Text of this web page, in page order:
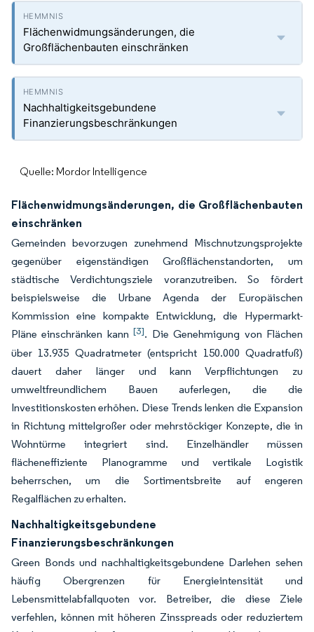
Flächenwidmungsänderungen, die
Großflächenbauten einschränken
Nachhaltigkeitsgebundene
Finanzierungsbeschränkungen
Quelle: Mordor Intelligence
Flächenwidmungsänderungen, die Großflächenbauten
einschränken
Gemeinden bevorzugen zunehmend Mischnutzungsprojekte
gegenüber eigenständigen Großflächenstandorten, um
städtische Verdichtungsziele voranzutreiben. So fördert
beispielsweise die Urbane Agenda der Europäischen
Kommission eine kompakte Entwicklung, die Hypermarkt-
Pläne einschränken kann[3]. Die Genehmigung von Flächen
über 13.935 Quadratmeter (entspricht 150.000 Quadratfuß)
dauert daher länger und kann Verpflichtungen zu
umweltfreundlichem Bauen auferlegen, die die
Investitionskosten erhöhen. Diese Trends lenken die Expansion
in Richtung mittelgroßer oder mehrstöckiger Konzepte, die in
Wohntürme integriert sind. Einzelhändler müssen
flächeneffiziente Planogramme und vertikale Logistik
beherrschen, um die Sortimentsbreite auf engeren
Regalflächen zu erhalten.
Nachhaltigkeitsgebundene
Finanzierungsbeschränkungen
Green Bonds und nachhaltigkeitsgebundene Darlehen sehen
häufig Obergrenzen für Energieintensität und
Lebensmittelabfallquoten vor. Betreiber, die diese Ziele
verfehlen, können mit höheren Zinsspreads oder reduziertem